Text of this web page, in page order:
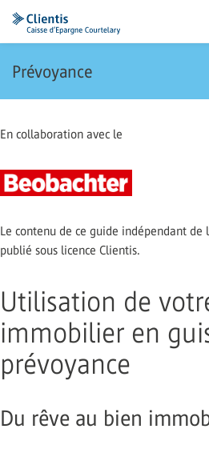
Prévoyance
En collaboration avec le
Le contenu de ce guide indépendant de
publié sous licence Clientis.
Utilisation de
immobilier en
prévoyance
Du rêve au bien